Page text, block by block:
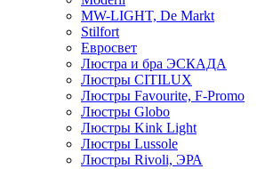
MW-LIGHT, De Markt
Stilfort
Евросвет
Люстра и бра ЭСКАДА
Люстры CITILUX
Люстры Favourite, F-Promo
Люстры Globo
Люстры Kink Light
Люстры Lussole
Люстры Rivoli, ЭРА